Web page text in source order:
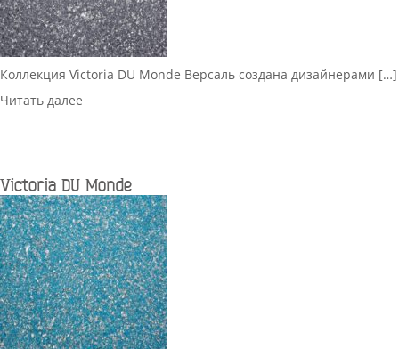
Коллекция Victoria DU Monde Версаль создана дизайнерами […]
Читать далее
Victoria DU Monde